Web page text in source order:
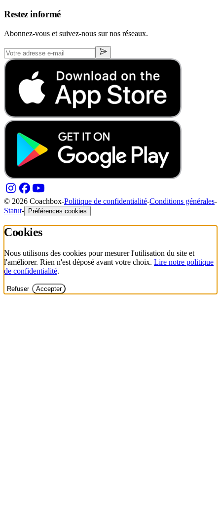
Restez informé
Abonnez-vous et suivez-nous sur nos réseaux.
© 2026 Coachbox-Politique de confidentialité-Conditions générales-
Statut- Préférences cookies
Cookies
Nous utilisons des cookies pour mesurer l'utilisation du site et
l'améliorer. Rien n'est déposé avant votre choix. Lire notre politique
de confidentialité.
Refuser Accepter